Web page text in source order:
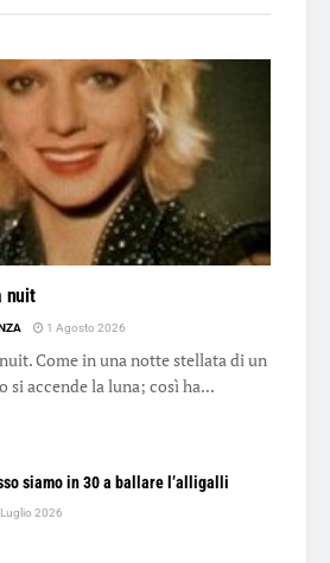
nuit
1 Agosto 2026
Come in una notte stellata di un
si accende la luna; così ha...
siamo in 30 a ballare l’alligalli
2026